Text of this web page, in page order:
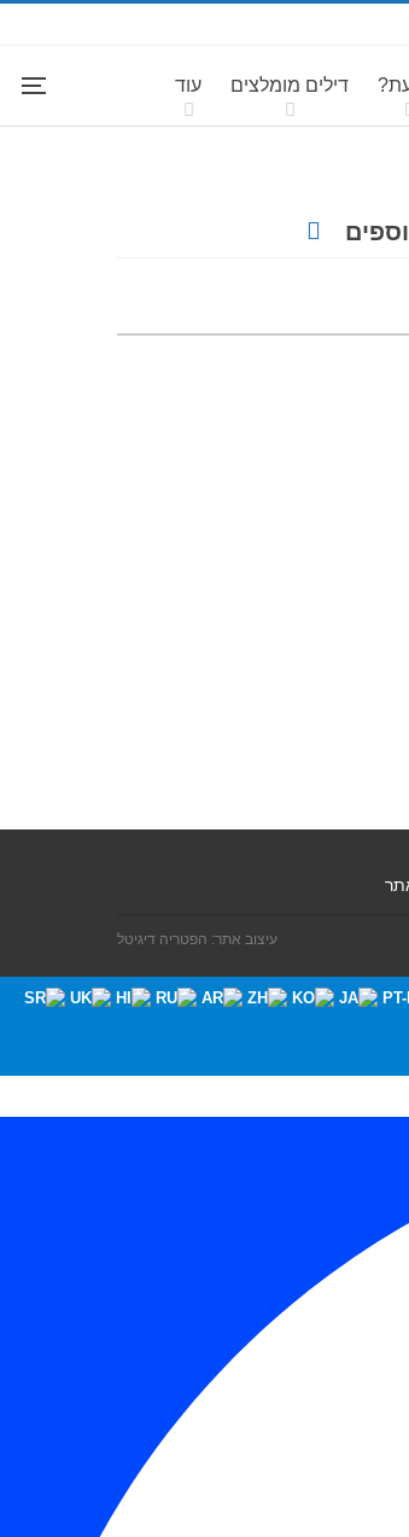
דילים מומלצים עוד
עיצוב אתר: הפטריה דיגיטל